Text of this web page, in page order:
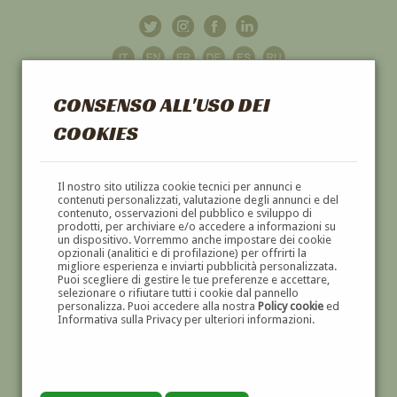
CONSENSO ALL'USO DEI
COOKIES
Il nostro sito utilizza cookie tecnici per annunci e
contenuti personalizzati, valutazione degli annunci e del
contenuto, osservazioni del pubblico e sviluppo di
prodotti, per archiviare e/o accedere a informazioni su
un dispositivo. Vorremmo anche impostare dei cookie
opzionali (analitici e di profilazione) per offrirti la
migliore esperienza e inviarti pubblicità personalizzata.
Puoi scegliere di gestire le tue preferenze e accettare,
selezionare o rifiutare tutti i cookie dal pannello
personalizza. Puoi accedere alla nostra Policy cookieed
Informativa sulla Privacy per ulteriori informazioni.
GALLERIAD'ARTE
DIPINTI E SCULTURE '800 E '900